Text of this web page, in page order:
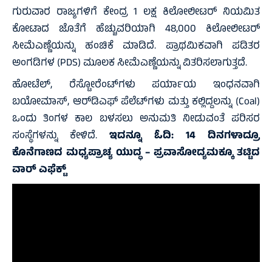
ಗುರುವಾರ ರಾಜ್ಯಗಳಿಗೆ ಕೇಂದ್ರ 1 ಲಕ್ಷ ಕಿಲೋಲೀಟರ್‌ ನಿಯಮಿತ
ಕೋಟಾದ ಜೊತೆಗೆ ಹೆಚ್ಚುವರಿಯಾಗಿ 48,000 ಕಿಲೋಲೀಟರ್
ಸೀಮೆಎಣ್ಣೆಯನ್ನು ಹಂಚಿಕೆ ಮಾಡಿದೆ. ಪ್ರಾಥಮಿಕವಾಗಿ ಪಡಿತರ
ಅಂಗಡಿಗಳ (PDS) ಮೂಲಕ ಸೀಮೆಎಣ್ಣೆಯನ್ನು ವಿತರಿಸಲಾಗುತ್ತದೆ.
ಹೋಟೆಲ್‌, ರೆಸ್ಟೋರೆಂಟ್‌ಗಳು ಪರ್ಯಾಯ ಇಂಧನವಾಗಿ
ಬಯೋಮಾಸ್, ಆರ್‌ಡಿಎಫ್ ಪೆಲೆಟ್‌ಗಳು ಮತ್ತು ಕಲ್ಲಿದ್ದಲನ್ನು (Coal)
ಒಂದು ತಿಂಗಳ ಕಾಲ ಬಳಸಲು ಅನುಮತಿ ನೀಡುವಂತೆ ಪರಿಸರ
ಸಂಸ್ಥೆಗಳನ್ನು ಕೇಳಿದೆ. ಇದನ್ನೂ ಓದಿ: 14 ದಿನಗಳಾದ್ರೂ
ಕೊನೆಗಾಣದ ಮಧ್ಯಪ್ರಾಚ್ಯ ಯುದ್ಧ – ಪ್ರವಾಸೋದ್ಯಮಕ್ಕೂ ತಟ್ಟಿದ
ವಾರ್ ಎಫೆಕ್ಟ್